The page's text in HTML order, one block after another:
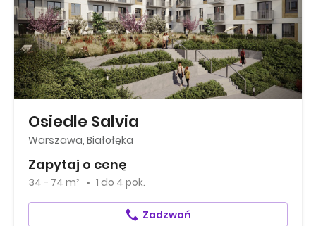
Osiedle Salvia
Warszawa, Białołęka
Zapytaj o cenę
34 - 74 m² 1 do 4 pok.
Zadzwoń